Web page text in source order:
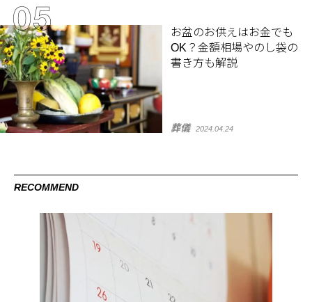
お盆のお供えはお金でも
OK？金額相場やのし袋の
書き方も解説
葬儀 2024.04.24
RECOMMEND